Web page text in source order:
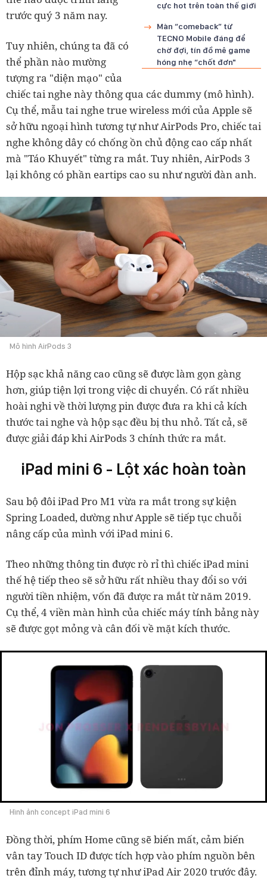
cực hot trên toàn thế giới
Màn “comeback” từ
TECNO Mobile đáng để
chờ đợi, tín đồ mê game
hóng nhẹ “chốt đơn"
trước quý 3 năm nay.
Tuy nhiên, chúng ta đã có
thể phần nào mường
tượng ra "diện mạo" của
chiếc tai nghe này thông qua các dummy (mô hình).
Cụ thể, mẫu tai nghe true wireless mới của Apple sẽ
sở hữu ngoại hình tương tự như AirPods Pro, chiếc tai
nghe không dây có chống ồn chủ động cao cấp nhất
mà "Táo Khuyết" từng ra mắt. Tuy nhiên, AirPods 3
lại không có phần eartips cao su như người đàn anh.
Mô hình AirPods 3
Hộp sạc khả năng cao cũng sẽ được làm gọn gàng
hơn, giúp tiện lợi trong việc di chuyển. Có rất nhiều
hoài nghi về thời lượng pin được đưa ra khi cả kích
thước tai nghe và hộp sạc đều bị thu nhỏ. Tất cả, sẽ
được giải đáp khi AirPods 3 chính thức ra mắt.
iPad mini 6 - Lột xác hoàn toàn
Sau bộ đôi iPad Pro M1 vừa ra mắt trong sự kiện
Spring Loaded, dường như Apple sẽ tiếp tục chuỗi
nâng cấp của mình với iPad mini 6.
Theo những thông tin được rò rỉ thì chiếc iPad mini
thế hệ tiếp theo sẽ sở hữu rất nhiều thay đổi so với
người tiền nhiệm, vốn đã được ra mắt từ năm 2019.
Cụ thể, 4 viền màn hình của chiếc máy tính bảng này
sẽ được gọt mỏng và cân đối về mặt kích thước.
Hình ảnh concept iPad mini 6
Đồng thời, phím Home cũng sẽ biến mất, cảm biến
vân tay Touch ID được tích hợp vào phím nguồn bên
trên đỉnh máy, tương tự như iPad Air 2020 trước đây.